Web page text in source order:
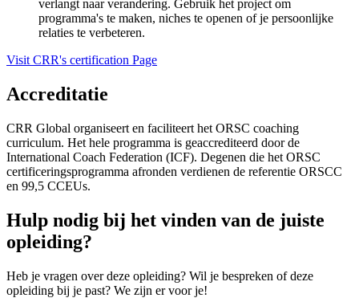
verzameld op basis van uw gebruik van hun services.
verlangt naar verandering. Gebruik het project om
programma's te maken, niches te openen of je persoonlijke
relaties te verbeteren.
Visit CRR's certification Page
Accreditatie
CRR Global organiseert en faciliteert het ORSC coaching
curriculum. Het hele programma is geaccrediteerd door de
International Coach Federation (ICF). Degenen die het ORSC
certificeringsprogramma afronden verdienen de referentie ORSCC
en 99,5 CCEUs.
Hulp nodig bij het vinden van de juiste
opleiding?
Heb je vragen over deze opleiding? Wil je bespreken of deze
opleiding bij je past? We zijn er voor je!